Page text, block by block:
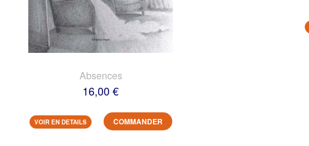
Absences
16,00 €
VOIR EN DETAILS COMMANDER